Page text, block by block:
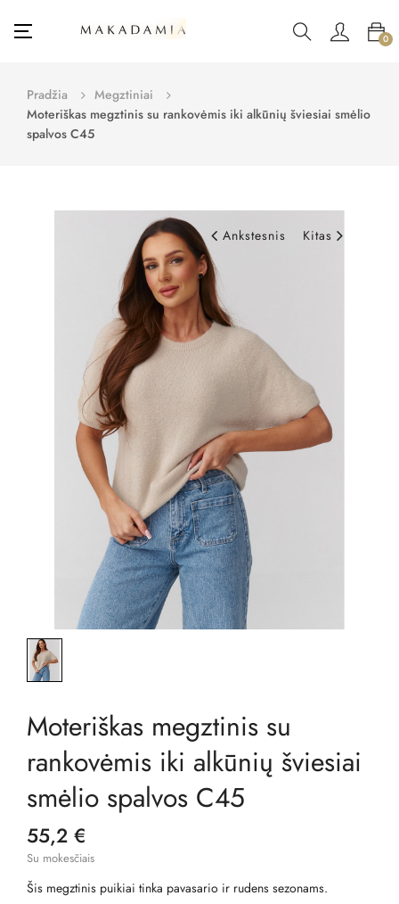
Toggle
☰ 0
Pradžia
Megztiniai
Moteriškas megztinis su rankovėmis iki alkūnių šviesiai smėlio
spalvos C45
Ankstesnis Kitas
Moteriškas megztinis su
rankovėmis iki alkūnių šviesiai
smėlio spalvos C45
55,2 €
Su mokesčiais
Šis megztinis puikiai tinka pavasario ir rudens sezonams.